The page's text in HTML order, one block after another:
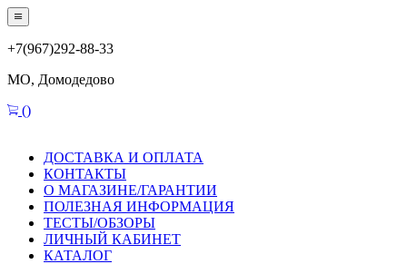
+7(967)292-88-33
МО, Домодедово
()
ДОСТАВКА И ОПЛАТА
КОНТАКТЫ
О МАГАЗИНЕ/ГАРАНТИИ
ПОЛЕЗНАЯ ИНФОРМАЦИЯ
ТЕСТЫ/ОБЗОРЫ
ЛИЧНЫЙ КАБИНЕТ
КАТАЛОГ